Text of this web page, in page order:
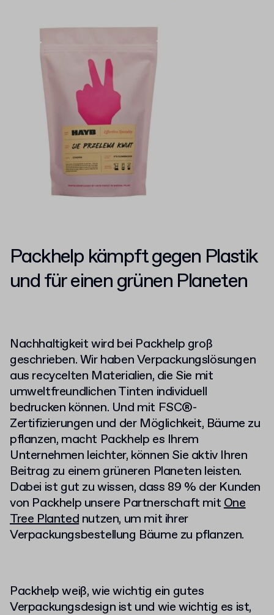
Packhelp kämpft gegen Plastik
und für einen grünen Planeten
Nachhaltigkeit wird bei Packhelp groß
geschrieben. Wir haben Verpackungslösungen
aus recycelten Materialien, die Sie mit
umweltfreundlichen Tinten individuell
bedrucken können. Und mit FSC®-
Zertifizierungen und der Möglichkeit, Bäume zu
pflanzen, macht Packhelp es Ihrem
Unternehmen leichter, können Sie aktiv Ihren
Beitrag zu einem grüneren Planeten leisten.
Dabei ist gut zu wissen, dass 89 % der Kunden
von Packhelp unsere Partnerschaft mitOne
Tree Plantednutzen, um mit ihrer
Verpackungsbestellung Bäume zu pflanzen.
Packhelp weiß, wie wichtig ein gutes
Verpackungsdesign ist und wie wichtig es ist,